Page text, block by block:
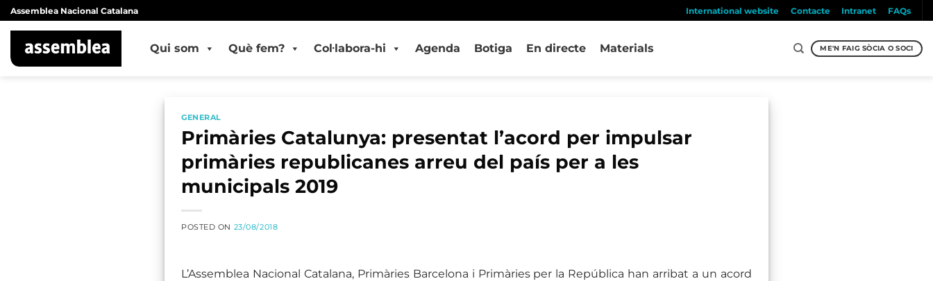
Skip
to
content
Assemblea Nacional Catalana International website Contacte Intranet FAQs
Qui som Què fem? Col·labora-hi Agenda Botiga En directe Materials ME'N FAIG SÒCIA O SOCI
GENERAL
Primàries Catalunya: presentat l’acord per impulsar
primàries republicanes arreu del país per a les
municipals 2019
POSTED ON 23/08/2018
L’Assemblea Nacional Catalana, Primàries Barcelona i Primàries per la República han arribat a un acord